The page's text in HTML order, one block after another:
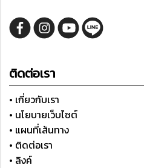
ติดต่อเรา
• เกี่ยวกับเรา
• นโยบายเว็บไซต์
• แผนที่เส้นทาง
• ติดต่อเรา
• ลิงค์